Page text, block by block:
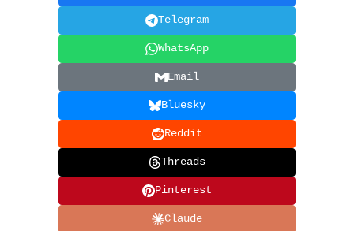
Telegram
WhatsApp
Email
Bluesky
Reddit
Threads
Pinterest
Claude